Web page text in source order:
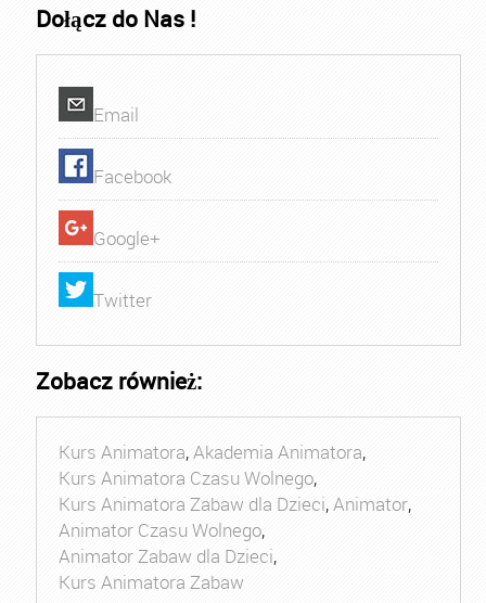
Dołącz do Nas !
Email
Facebook
Google+
Twitter
Zobacz również:
Kurs Animatora,Akademia Animatora,
Kurs Animatora Czasu Wolnego,
Kurs Animatora Zabaw dla Dzieci,Animator,
Animator Czasu Wolnego,
Animator Zabaw dla Dzieci,
Kurs Animatora Zabaw